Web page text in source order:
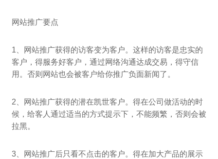
网站推广要点
1、网站推广获得的访客变为客户。这样的访客是忠实的
客户，得服务好客户，通过网络沟通达成交易，得守信
用。否则网站也会被客户给你推广负面新闻了。
2、网站推广获得的潜在凯世客户。得在公司做活动的时
候，给客人通过适当的方式提示下，不能频繁，否则会被
拉黑。
3、网站推广后只看不点击的客户。得在加大产品的展示